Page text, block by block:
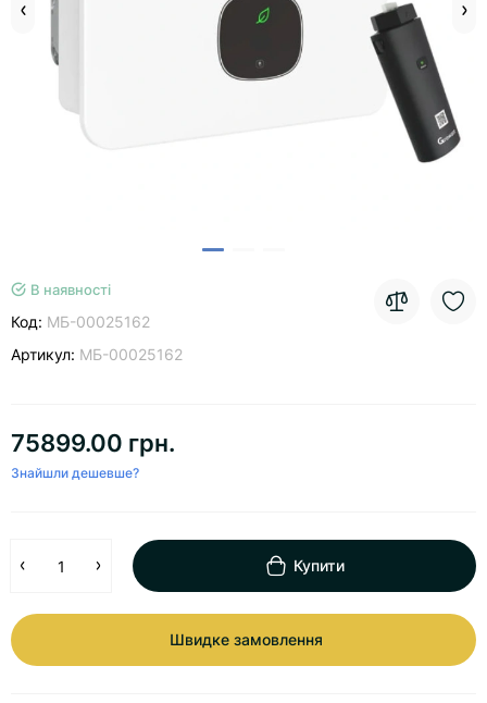
В наявності
Код: МБ-00025162
Артикул: МБ-00025162
75899.00 грн.
Знайшли дешевше?
Купити
Швидке замовлення